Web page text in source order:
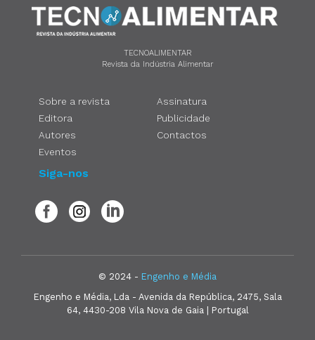
TECNOALIMENTAR
Revista da Indústria Alimentar
Sobre a revista
Editora
Autores
Eventos
Assinatura
Publicidade
Contactos
Siga-nos
© 2024 - Engenho e Média
Engenho e Média, Lda - Avenida da República, 2475, Sala
64, 4430-208 Vila Nova de Gaia | Portugal